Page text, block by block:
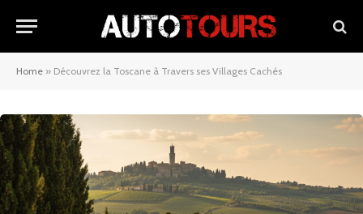
Home » Découvrez la Toscane à Travers ses Villages Cachés